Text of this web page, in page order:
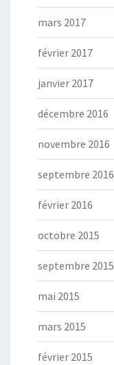
mars 2017
février 2017
janvier 2017
décembre 2016
novembre 2016
septembre 2016
février 2016
octobre 2015
septembre 2015
mai 2015
mars 2015
février 2015